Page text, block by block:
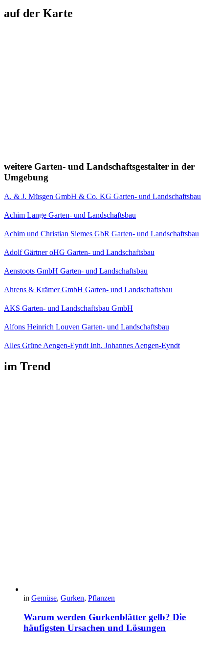
auf der Karte
weitere Garten- und Landschaftsgestalter in der
Umgebung
A. & J. Müsgen GmbH & Co. KG Garten- und Landschaftsbau
Achim Lange Garten- und Landschaftsbau
Achim und Christian Siemes GbR Garten- und Landschaftsbau
Adolf Gärtner oHG Garten- und Landschaftsbau
Aenstoots GmbH Garten- und Landschaftsbau
Ahrens & Krämer GmbH Garten- und Landschaftsbau
AKS Garten- und Landschaftsbau GmbH
Alfons Heinrich Louven Garten- und Landschaftsbau
Alles Grüne Aengen-Eyndt Inh. Johannes Aengen-Eyndt
im Trend
in Gemüse, Gurken, Pflanzen
Warum werden Gurkenblätter gelb? Die
häufigsten Ursachen und Lösungen